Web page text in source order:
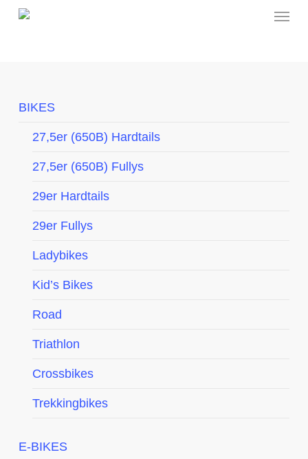
Menu
BIKES
27,5er (650B) Hardtails
27,5er (650B) Fullys
29er Hardtails
29er Fullys
Ladybikes
Kid’s Bikes
Road
Triathlon
Crossbikes
Trekkingbikes
E-BIKES